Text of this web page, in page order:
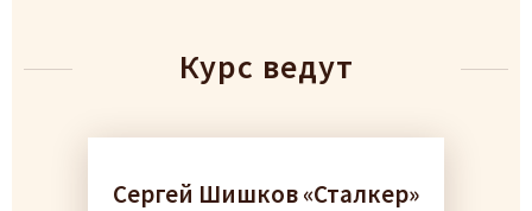
Курс ведут
Сергей Шишков «Сталкер»